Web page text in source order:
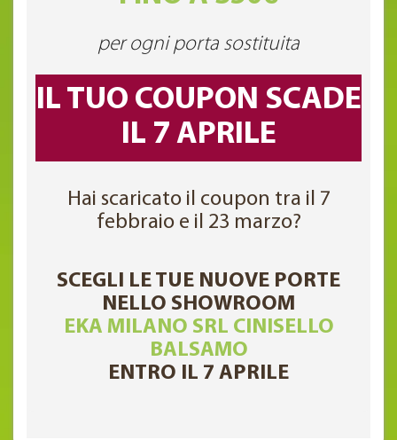
per ogni porta sostituita
IL TUO COUPON SCADE
IL 7 APRILE
Hai scaricato il coupon tra il 7
febbraio e il 23 marzo?
SCEGLI LE TUE NUOVE PORTE
NELLO SHOWROOM
EKA MILANO SRL CINISELLO
BALSAMO
ENTRO IL 7 APRILE